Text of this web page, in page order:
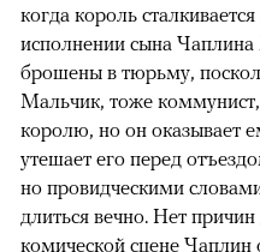
когда король
исполнении сына
брошены в тюрьму,
Мальчик, тоже
королю, но он оказывает
утешает его перед
но провидческими
длиться вечно. Нет
комической сцене Чаплин